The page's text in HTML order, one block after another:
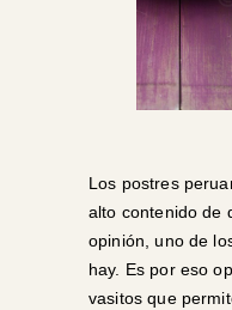
Los postres
alto contenido de
opinión, uno de
hay. Es por eso
vasitos que